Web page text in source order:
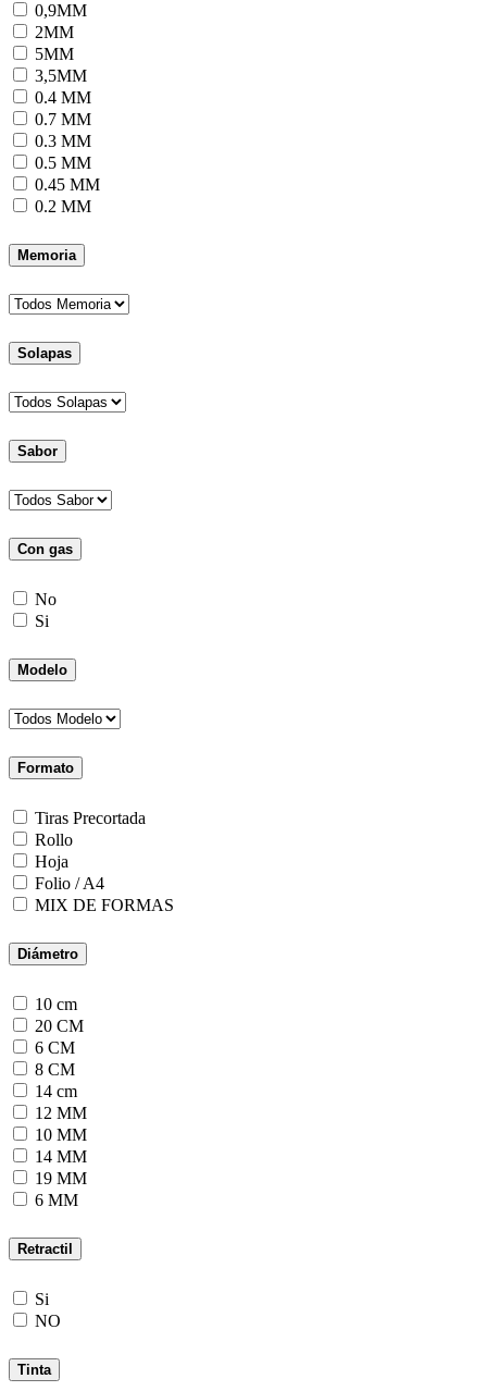
0,9MM
2MM
5MM
3,5MM
0.4 MM
0.7 MM
0.3 MM
0.5 MM
0.45 MM
0.2 MM
Memoria
Solapas
Sabor
Con gas
No
Si
Modelo
Formato
Tiras Precortada
Rollo
Hoja
Folio / A4
MIX DE FORMAS
Diámetro
10 cm
20 CM
6 CM
8 CM
14 cm
12 MM
10 MM
14 MM
19 MM
6 MM
Retractil
Si
NO
Tinta